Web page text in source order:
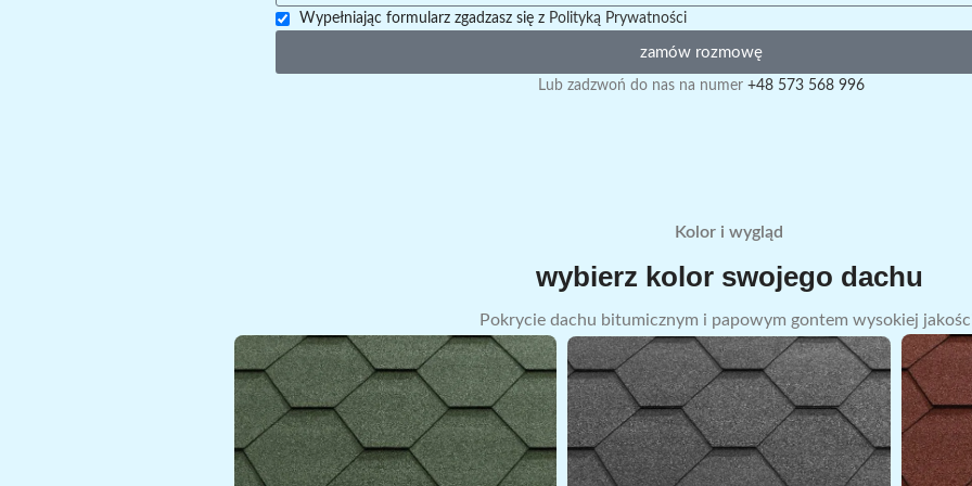
Wypełniając formularz zgadzasz się z Polityką Prywatności
zamów rozmowę
Lub zadzwoń do nas na numer +48 573 568 996
Kolor i wygląd
wybierz kolor swojego dachu
Pokrycie dachu bitumicznym i papowym gontem wysokiej